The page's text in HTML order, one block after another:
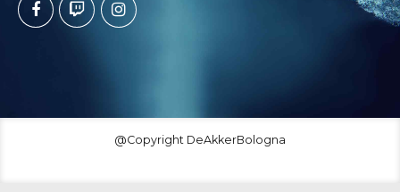
@Copyright DeAkkerBologna